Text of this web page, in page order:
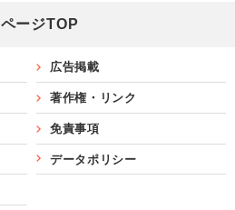
ページTOP
広告掲載
著作権・リンク
免責事項
データポリシー